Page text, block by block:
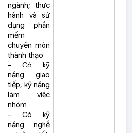
ngành; thực
hành và sử
dụng phần
mềm
chuyên môn
thành thạo.
- Có kỹ
năng giao
tiếp, kỹ năng
làm việc
nhóm
- Có kỹ
năng nghề